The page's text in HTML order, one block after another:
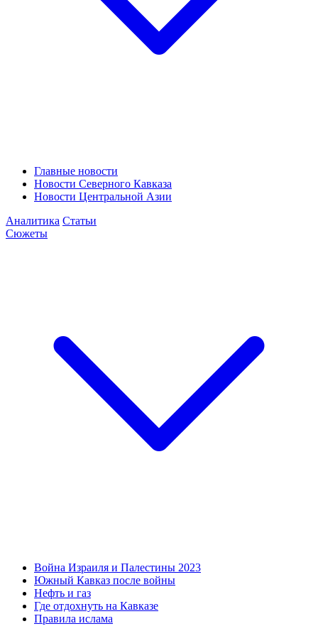
Главные новости
Новости Северного Кавказа
Новости Центральной Азии
Аналитика Статьи
Сюжеты
Война Израиля и Палестины 2023
Южный Кавказ после войны
Нефть и газ
Где отдохнуть на Кавказе
Правила ислама